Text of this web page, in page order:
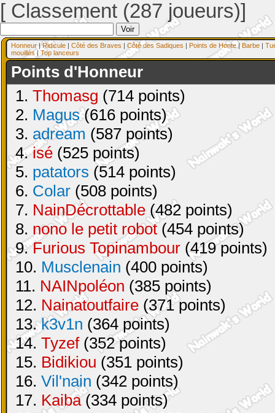
[ Classement (287 joueurs)]
Honneur|Ridicule | Côté des Braves | Côté des Sadiques | Points de Honte| Barbe |
mouillés| Top lanceurs
Points d'Honneur
1. Thomasg (714 points)
2. Magus(616 points)
3. adream (587 points)
4.isé (525 points)
5. patators (514 points)
6. Colar (508 points)
7. NainDécrottable (482 points)
8. nono le petit robot(454 points)
9.Furious Topinambour (419 points)
10. Musclenain (400 points)
11. NAINpoléon (385 points)
12. Nainatoutfaire (371 points)
13.k3v1n (364 points)
14. Tyzef(352 points)
15. Bidikiou (351 points)
16. Vil'nain (342 points)
17. Kaiba(334 points)